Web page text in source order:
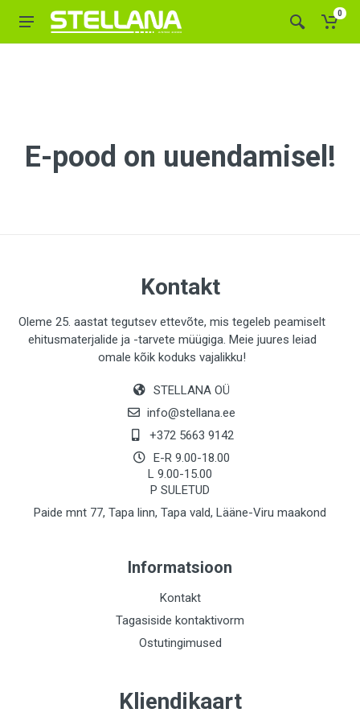
0
E-pood on uuendamisel!
Kontakt
Oleme 25. aastat tegutsev ettevõte, mis tegeleb peamiselt
ehitusmaterjalide ja -tarvete müügiga. Meie juures leiad
omale kõik koduks vajalikku!
STELLANA OÜ
info@stellana.ee
+372 5663 9142
E-R 9.00-18.00
L 9.00-15.00
P SULETUD
Paide mnt 77, Tapa linn, Tapa vald, Lääne-Viru maakond
Informatsioon
Kontakt
Tagasiside kontaktivorm
Ostutingimused
Kliendikaart